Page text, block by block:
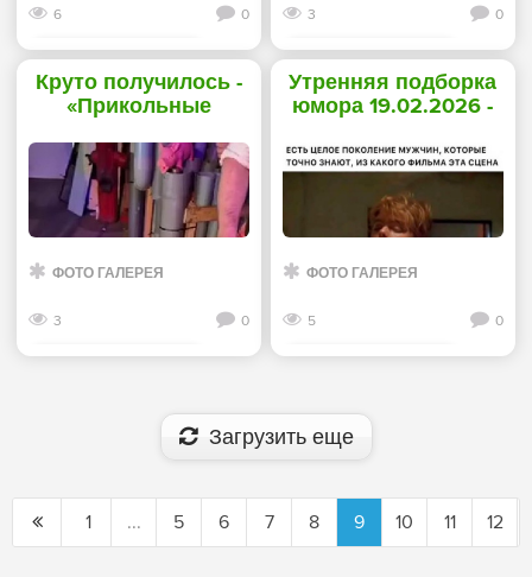
6 0
Смотреть дальше
3 0
Смотреть дальше
Круто получилось -
«Прикольные
ФОТО ГАЛЕРЕЯ
3 0
Утренняя подборка
юмора 19.02.2026 -
картинки»
ФОТО ГАЛЕРЕЯ
5 0
Загрузить еще
1 ... 5 6 7 8 9 10 11 12